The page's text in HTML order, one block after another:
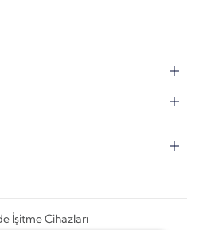
İşitme Cihazları